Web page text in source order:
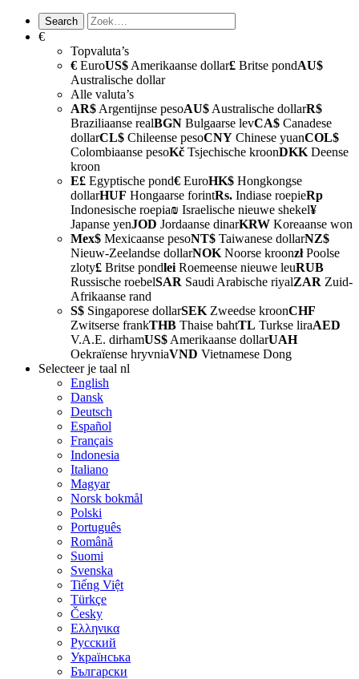
€
Topvaluta’s
€ EuroUS$ Amerikaanse dollar£ Britse pondAU$
Australische dollar
Alle valuta’s
AR$ Argentijnse pesoAU$ Australische dollarR$
Braziliaanse realBGN Bulgaarse levCA$ Canadese
dollarCL$ Chileense pesoCNY Chinese yuanCOL$
Colombiaanse pesoKč Tsjechische kroonDKK Deense
kroon
E£ Egyptische pond€ EuroHK$ Hongkongse
dollarHUF Hongaarse forintRs. Indiase roepieRp
Indonesische roepia₪ Israelische nieuwe shekel¥
Japanse yenJOD Jordaanse dinarKRW Koreaanse won
Mex$ Mexicaanse pesoNT$ Taiwanese dollarNZ$
Nieuw-Zeelandse dollarNOK Noorse kroonzłPoolse
zloty£ Britse pondlei Roemeense nieuwe leuRUB
Russische roebelSAR Saudi Arabische riyalZAR Zuid-
Afrikaanse rand
S$ Singaporese dollarSEK Zweedse kroonCHF
Zwitserse frankTHB Thaise bahtTL Turkse liraAED
V.A.E. dirhamUS$ Amerikaanse dollarUAH
Oekraïense hryvniaVND Vietnamese Dong
Selecteer je taal nl
English
Dansk
Deutsch
Español
Français
Indonesia
Italiano
Magyar
Norsk bokmål
Polski
Português
Română
Suomi
Svenska
Tiếng Việt
Türkçe
Česky
Ελληνικα
Русский
Українська
Български